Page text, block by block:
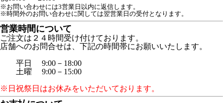
※お問い合わせには3営業日以内に返信します。
※時間外のお問い合わせに関しては翌営業日の受付となります。
営業時間について
ご注文は２４時間受け付けております。
店舗へのお問合せは、下記の時間帯にお願いいたします。
平日 9:00－18:00
土曜 9:00－15:00
※日祝祭日はお休みをいただいております。